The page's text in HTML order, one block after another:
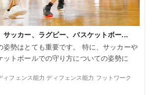
サッカー、ラグビー、バスケットボー...
姿勢はとても重要です。 特に、サッカーや
ットボールでの守り方についての姿勢に
ィフェンス能力 ディフェンス能力 フットワーク